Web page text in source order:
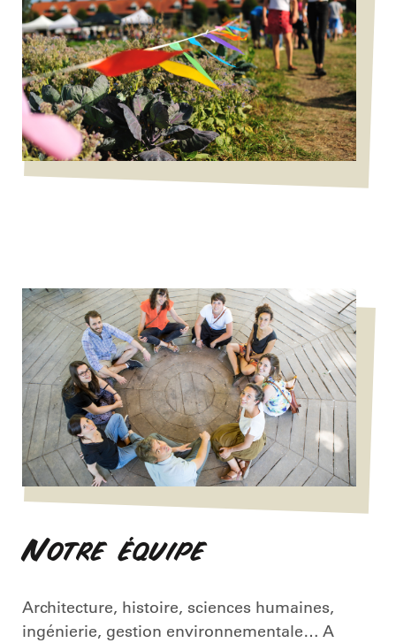
Notre équipe
Architecture, histoire, sciences humaines,
ingénierie, gestion environnementale… A